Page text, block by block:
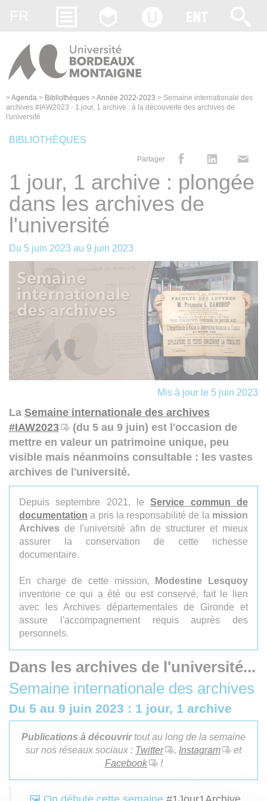
>Agenda > Bibliothèques >Année 2022-2023 > Semaine internationale des
archives #IAW2023 - 1 jour, 1 archive : à la découverte des archives de
l'université
BIBLIOTHÈQUES
Partager
1 jour, 1 archive : plongée
dans les archives de
l'université
Du 5 juin 2023 au 9 juin 2023
Mis à jour le 5 juin 2023
La Semaine internationale des archives
#IAW2023
(du 5 au 9 juin) est l'occasion de
mettre en valeur un patrimoine unique, peu
visible mais néanmoins consultable : les vastes
archives de l'université.
Depuis septembre 2021, leService commun de
documentation a pris la responsabilité de la mission
Archives de l'université afin de structurer et mieux
assurer la conservation de cette richesse
documentaire.
En charge de cette mission,
Modestine Lesquoy
inventorie ce qui a été ou est conservé, fait le lien
avec les Archives départementales de Gironde et
assure l'accompagnement requis auprès des
personnels.
Dans les archives de l'université...
Semaine internationale des archives
Du 5 au 9 juin 2023 : 1 jour, 1 archive
Publications à découvrirtout au long de la semaine
sur nos réseaux sociaux : Twitter , Instagram
et
Facebook
!